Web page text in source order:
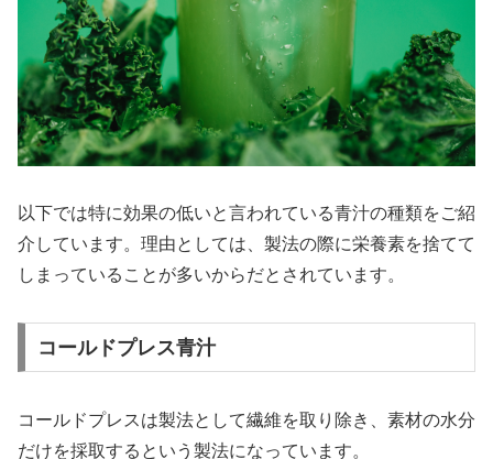
以下では特に効果の低いと言われている青汁の種類をご紹
介しています。理由としては、製法の際に栄養素を捨てて
しまっていることが多いからだとされています。
コールドプレス青汁
コールドプレスは製法として繊維を取り除き、素材の水分
だけを採取するという製法になっています。